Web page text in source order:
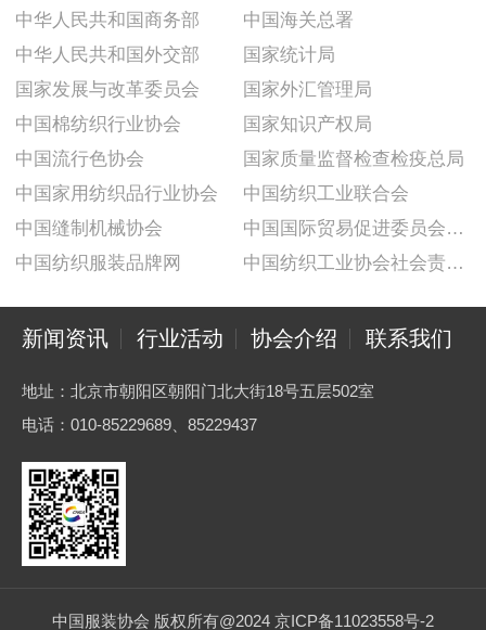
中华人民共和国商务部
中华人民共和国外交部
国家发展与改革委员会
中国海关总署
国家统计局
国家外汇管理局
中国棉纺织行业协会
中国流行色协会
中国家用纺织品行业协会
中国缝制机械协会
中国纺织服装品牌网
国家知识产权局
国家质量监督检查检疫总局
中国纺织工业联合会
中国国际贸易促进委员会纺织行业分会
中国纺织工业协会社会责任建设推广委员会
新闻资讯 行业活动 协会介绍 联系我们
地址：北京市朝阳区朝阳门北大街18号五层502室
电话：010-85229689、85229437
中国服装协会 版权所有@2024 京ICP备11023558号-2